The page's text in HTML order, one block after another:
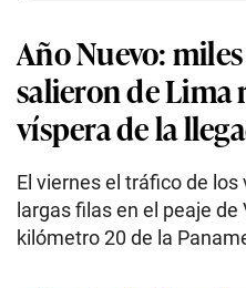
Año Nuevo:
salieron de Lima
víspera de la
El viernes el tráfico de
largas filas en el peaje de
kilómetro 20 de la